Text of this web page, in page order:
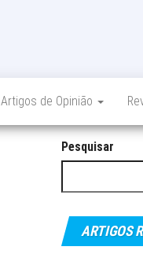
Artigos de Opinião
Pesquisar
ARTIGOS